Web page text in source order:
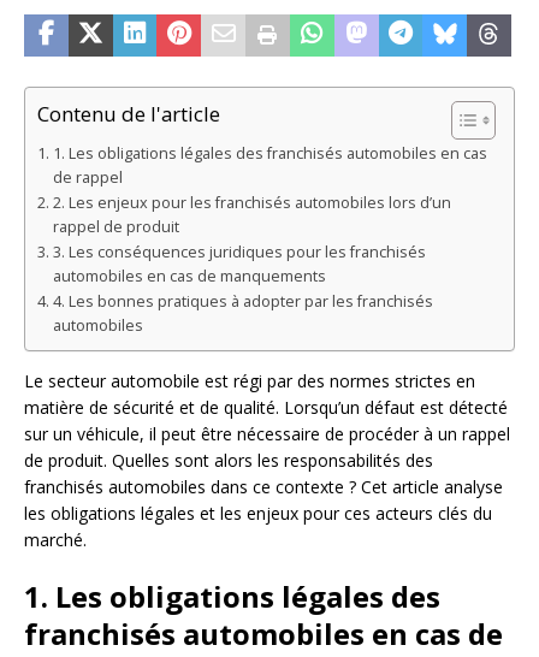
Contenu de l'article
1. Les obligations légales des franchisés automobiles en cas
de rappel
2. Les enjeux pour les franchisés automobiles lors d’un
rappel de produit
3. Les conséquences juridiques pour les franchisés
automobiles en cas de manquements
4. Les bonnes pratiques à adopter par les franchisés
automobiles
Le secteur automobile est régi par des normes strictes en
matière de sécurité et de qualité. Lorsqu’un défaut est détecté
sur un véhicule, il peut être nécessaire de procéder à un rappel
de produit. Quelles sont alors les responsabilités des
franchisés automobiles dans ce contexte ? Cet article analyse
les obligations légales et les enjeux pour ces acteurs clés du
marché.
1. Les obligations légales des
franchisés automobiles en cas de